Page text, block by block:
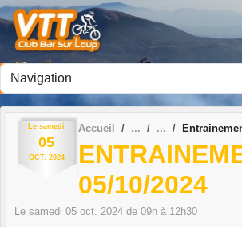
Le samedi
05
OCT. 2024
Accueil
05/10/2024
Le samedi 05 oct. 2024 de 09h à 12h30
Panneau de gestion des cookies